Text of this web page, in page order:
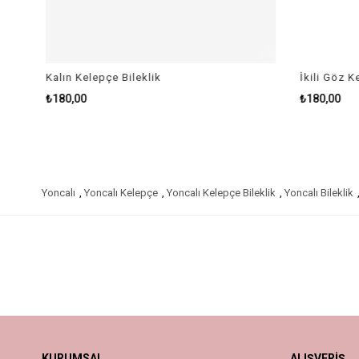
Kalın Kelepçe Bileklik
₺180,00
İkili Göz
₺180,00
Yoncalı , Yoncalı Kelepçe , Yoncalı Kelepçe Bileklik , Yoncalı Bileklik ,